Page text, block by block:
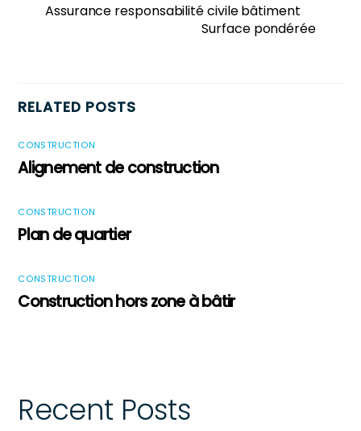
Assurance responsabilité civile bâtiment
Surface pondérée
RELATED POSTS
CONSTRUCTION
Alignement de construction
CONSTRUCTION
Plan de quartier
CONSTRUCTION
Construction hors zone à bâtir
Recent Posts